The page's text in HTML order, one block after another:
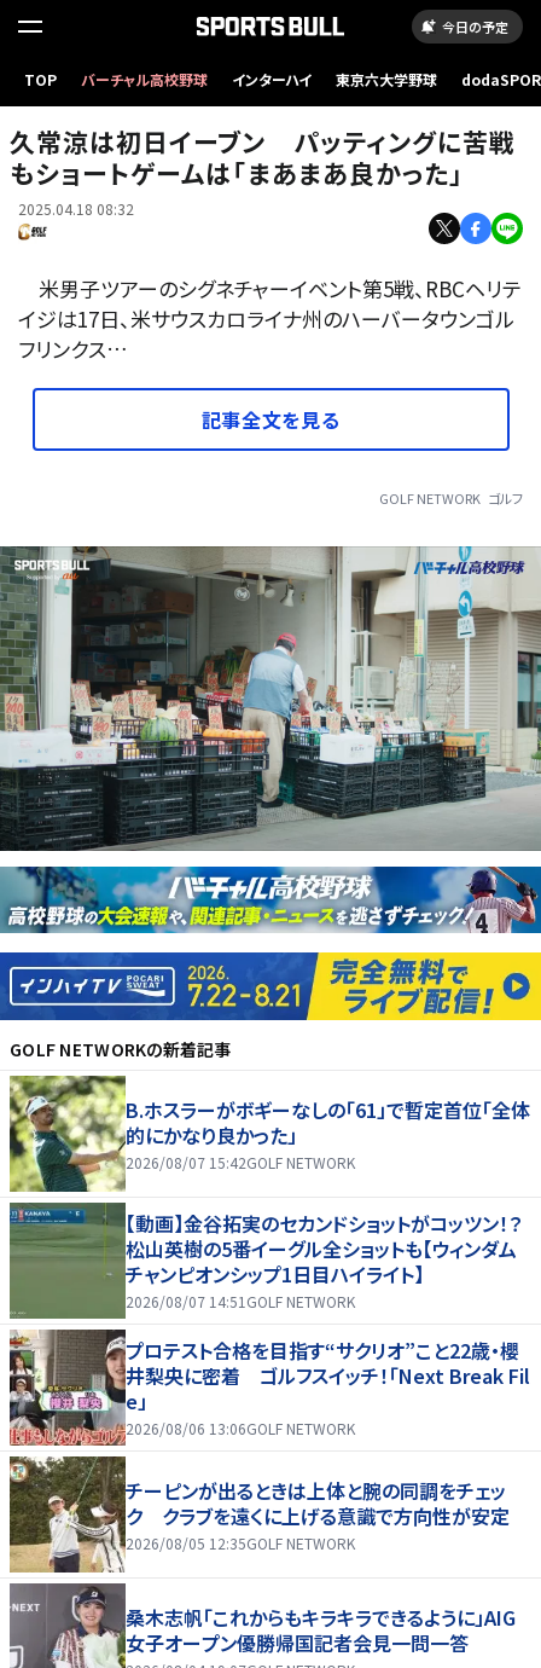
今日の予定
TOP バーチャル高校野球 インターハイ 東京六大学野球
久常涼は初日イーブン パッティングに苦戦もショートゲームは「まあまあ良かった」
久常涼は初日イーブン パッティングに苦戦
もショートゲームは「まあまあ良かった」
2025.04.18 08:32
米男子ツアーのシグネチャーイベント第5戦、RBCヘリテ
イジは17日、米サウスカロライナ州のハーバータウンゴル
フリンクス…
記事全文を見る
GOLF NETWORK ゴルフ
GOLF NETWORKの新着記事
B.ホスラーがボギーなしの「61」で暫定首位「全体
的にかなり良かった」
2026/08/07 15:42GOLF NETWORK
【動画】金谷拓実のセカンドショットがコッツン！？
松山英樹の5番イーグル全ショットも【ウィンダム
チャンピオンシップ1日目ハイライト】
2026/08/07 14:51 GOLF NETWORK
プロテスト合格を目指す“サクリオ”こと22歳・櫻
井梨央に密着 ゴルフスイッチ！「Next Break Fil
e」
2026/08/06 13:06GOLF NETWORK
チーピンが出るときは上体と腕の同調をチェッ
ク クラブを遠くに上げる意識で方向性が安定
2026/08/05 12:35GOLF NETWORK
桑木志帆「これからもキラキラできるように」AIG
女子オープン優勝帰国記者会見一問一答